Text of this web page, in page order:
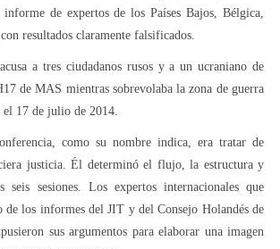
de expertos de los Países Bajos, Bélgica,
resultados claramente falsificados.
a tres ciudadanos rusos y a un ucraniano de
de MAS mientras sobrevolaba la zona de guerra
el 17 de julio de 2014.
como su nombre indica, era tratar de
justicia. Él determinó el flujo, la estructura y
seis sesiones. Los expertos internacionales que
de los informes del JIT y del Consejo Holandés de
sus argumentos para elaborar una imagen